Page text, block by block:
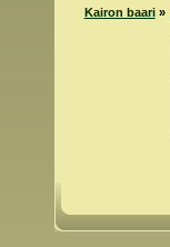
Kairon baari»